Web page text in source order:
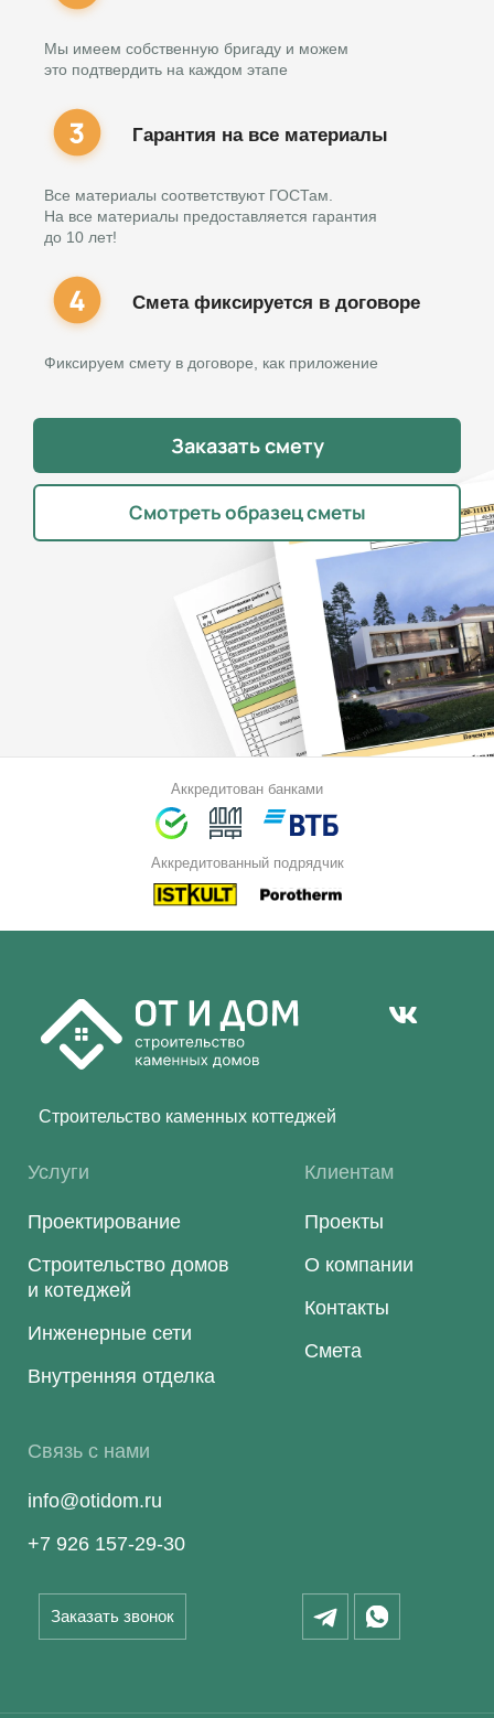
Мы имеем собственную бригаду и можем
это подтвердить на каждом этапе
Гарантия на все материалы
Все материалы соответствуют ГОСТам.
На все материалы предоставляется гарантия
до 10 лет!
Смета фиксируется в договоре
Фиксируем смету в договоре, как приложение
Заказать смету
Смотреть образец сметы
Аккредитован банками
Аккредитованный подрядчик
Строительство каменных коттеджей
Услуги
Проектирование
Строительство домов
и котеджей
Инженерные сети
Внутренняя отделка
Клиентам
Проекты
О компании
Контакты
Смета
Связь с нами
info@otidom.ru
+7 926 157-29-30
Заказать звонок